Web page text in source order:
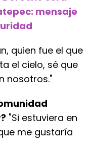
mensaje
quien fue el que
el cielo, sé que
nosotros."
"Si estuviera en
me gustaría